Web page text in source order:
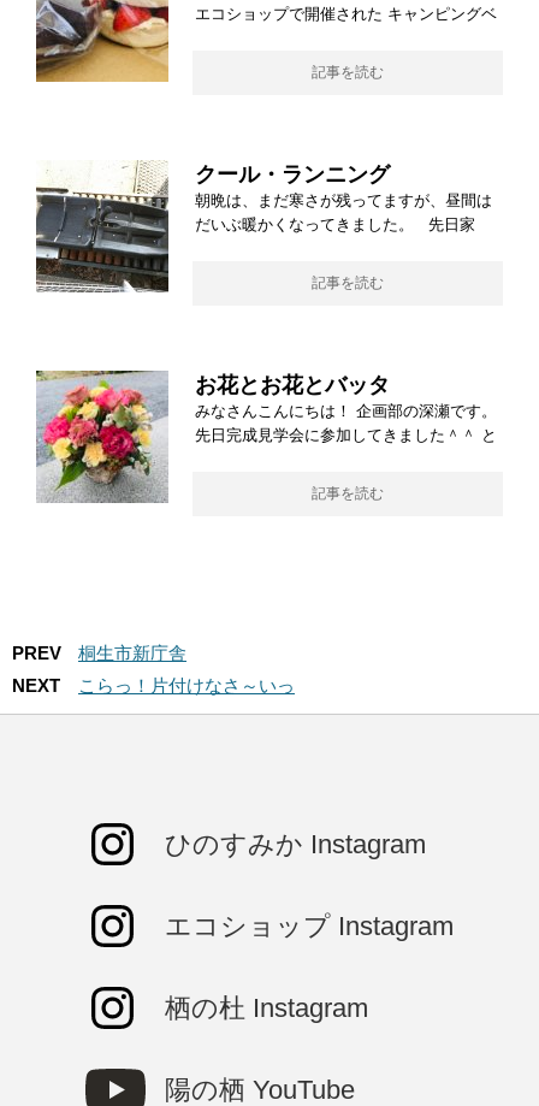
エコショップで開催された キャンピングベ
記事を読む
クール・ランニング
朝晩は、まだ寒さが残ってますが、昼間は
だいぶ暖かくなってきました。 先日家
記事を読む
お花とお花とバッタ
みなさんこんにちは！ 企画部の深瀬です。
先日完成見学会に参加してきました＾＾ と
記事を読む
PREV
桐生市新庁舎
NEXT
こらっ！片付けなさ～いっ
ひのすみか Instagram
エコショップ Instagram
栖の杜 Instagram
陽の栖 YouTube